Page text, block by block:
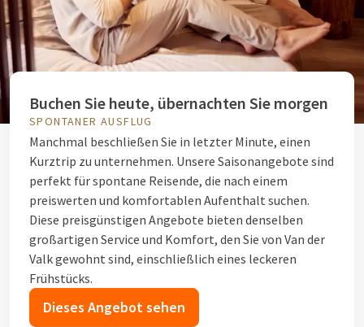
Buchen Sie heute, übernachten Sie morgen
SPONTANER AUSFLUG
Manchmal beschließen Sie in letzter Minute, einen
Kurztrip zu unternehmen. Unsere Saisonangebote sind
perfekt für spontane Reisende, die nach einem
preiswerten und komfortablen Aufenthalt suchen.
Diese preisgünstigen Angebote bieten denselben
großartigen Service und Komfort, den Sie von Van der
Valk gewohnt sind, einschließlich eines leckeren
Frühstücks.
Dieses Angebot sehen